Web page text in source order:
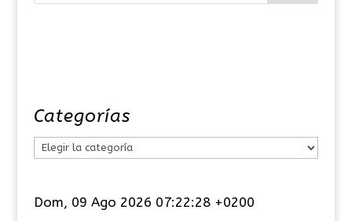
Categorías
e
Dom, 09 Ago 2026 07:22:28 +0200